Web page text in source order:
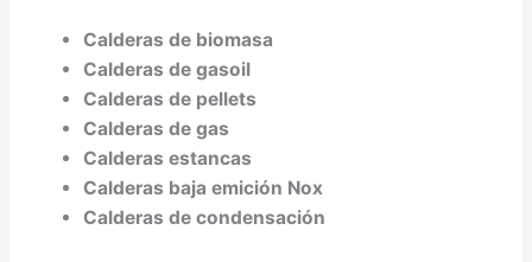
Calderas de biomasa
Calderas de gasoil
Calderas de pellets
Calderas de gas
Calderas estancas
Calderas baja emición Nox
Calderas de condensación